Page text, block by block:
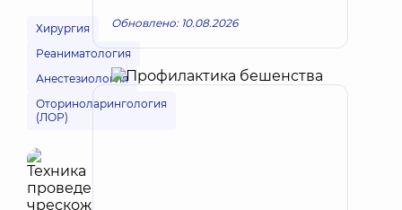
Хирургия
Реаниматология
Анестезиология
Оториноларингология
(ЛОР)
Обновлено: 10.08.2026